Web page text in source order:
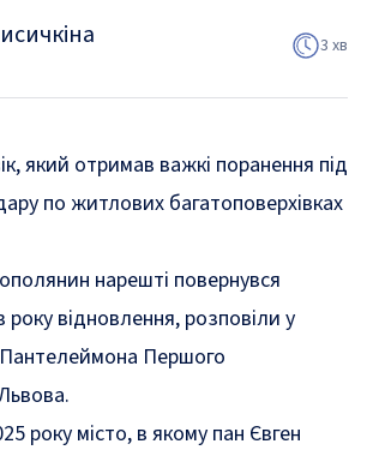
3 хв
який отримав важкі поранення під
по житлових багатоповерхівках
нарешті повернувся
року відновлення, розповіли у
Пантелеймона Першого
року місто, в якому пан Євген